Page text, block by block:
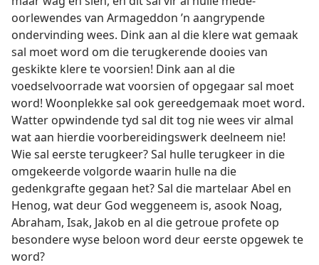
oorlewendes van Armageddon ’n aangrypende
ondervinding wees. Dink aan al die klere wat gemaak
sal moet word om die terugkerende dooies van
geskikte klere te voorsien! Dink aan al die
voedselvoorrade wat voorsien of opgegaar sal moet
word! Woonplekke sal ook gereedgemaak moet word.
Watter opwindende tyd sal dit tog nie wees vir almal
wat aan hierdie voorbereidingswerk deelneem nie!
Wie sal eerste terugkeer? Sal hulle terugkeer in die
omgekeerde volgorde waarin hulle na die
gedenkgrafte gegaan het? Sal die martelaar Abel en
Henog, wat deur God weggeneem is, asook Noag,
Abraham, Isak, Jakob en al die getroue profete op
besondere wyse beloon word deur eerste opgewek te
word?